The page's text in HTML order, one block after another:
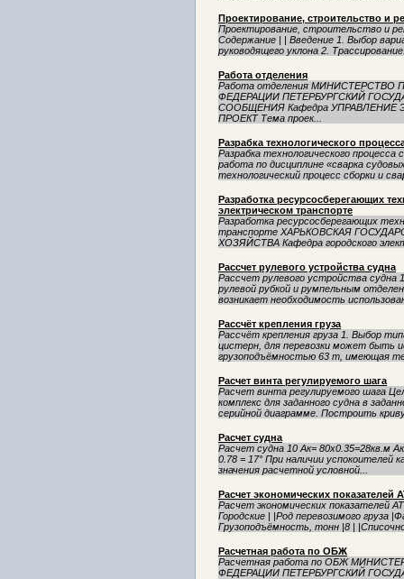
Проектирование, строительство и
Проектирование, строительство и
Содержание | | Введение 1. Выбор
руководящего уклона 2.
Работа отделения
Работа отделения
ФЕДЕРАЦИИ ПЕТЕРБУРГСКИЙ
СООБЩЕНИЯ Кафедра
ПРОЕКТ Тема проек...
Разрабка технологического
Разрабка технологического процесса
работа по дисциплине «сварка
технологический процесс сборки и
Разработка ресурсосберегающих
электрическом транспорте
Разработка ресурсосберегающих
транспорте ХАРЬКОВСКАЯ
ХОЗЯЙСТВА Кафедра городского
Рассчет рулевого устройства судна
Рассчет рулевого устройства
рулевой рубкой и румпельным
возникает необходимость
Рассчёт крепления груза
Рассчёт крепления груза 1. Выбор
цистерн, для перевозки может быть
грузоподъёмностью 63 т, имеющая
Расчет винта регулируемого шага
Расчет винта регулируемого шага
комплекс для заданного судна в
серийной диаграмме. Построить
Расчет судна
Расчет судна 10 Ак= 80х0.35=28кв.м
0.78 = 17° При наличии успокоителей
значения расчетной условной...
Расчет экономических показателей
Расчет экономических
Городские | |Род перевозимого груза
Грузоподъёмность, тонн |8 |
Расчетная работа по ОБЖ
Расчетная работа по ОБЖ
ФЕДЕРАЦИИ ПЕТЕРБУРГСКИЙ